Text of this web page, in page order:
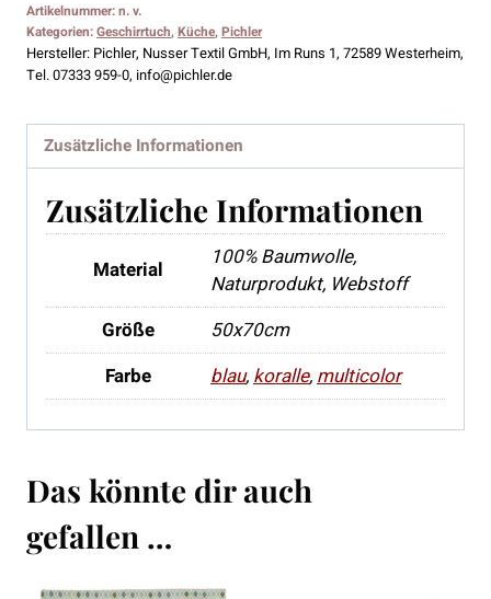
Menge
Artikelnummer:n. v.
Kategorien:Geschirrtuch,Küche,Pichler
Hersteller: Pichler, Nusser Textil GmbH, Im Runs 1, 72589 Westerheim,
Tel. 07333 959-0, info@pichler.de
Zusätzliche Informationen
Zusätzliche Informationen
Material
100% Baumwolle,
Naturprodukt, Webstoff
Größe
50x70cm
Farbe
blau, koralle, multicolor
Das könnte dir auch
gefallen …